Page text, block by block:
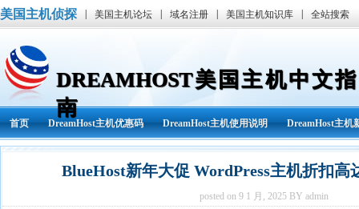
美国主机侦探 美国主机论坛 域名注册 美国主机知识库 全站搜索
DREAMHOST美国主机中文指
南
首页 DreamHost主机优惠码 DreamHost主机使用说明 DreamHost主机
BlueHost新年大促 WordPress主机折扣高
posted on 9 1 月, 2025 BY admin